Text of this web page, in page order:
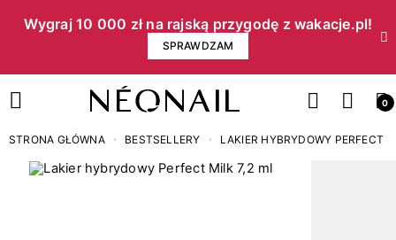
Wygraj 10 000 zł na rajską przygodę z wakacje.pl!​
SPRAWDZAM
0
STRONA GŁÓWNA BESTSELLERY LAKIER HYBRYDOWY PERFECT